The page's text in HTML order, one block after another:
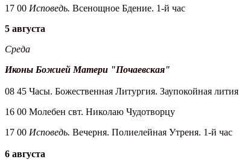
17 00 Исповедь. Всенощное Бдение. 1-й час
5 августа
Среда
Иконы Божией Матери "Почаевская"
08 45 Часы. Божественная Литургия. Заупокойная лития
16 00 Молебен свт. Николаю Чудотворцу
17 00 Исповедь. Вечерня. Полиелейная Утреня. 1-й час
6 августа